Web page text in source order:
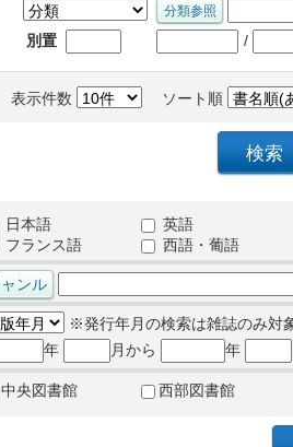
別置 /
表示件数 ソート順
日本語
英語
フランス語
西語・葡語
※発行年月の検索は雑誌のみ対
年
月から 年
中央図書館 西部図書館